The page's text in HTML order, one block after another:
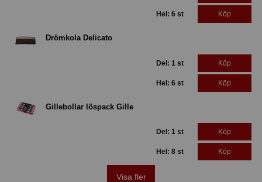
Hel: 6 st Köp
Drömkola Delicato
Del: 1 st Köp
Hel: 6 st Köp
Gillebollar löspack Gille
Del: 1 st Köp
Hel: 8 st Köp
Visa fler